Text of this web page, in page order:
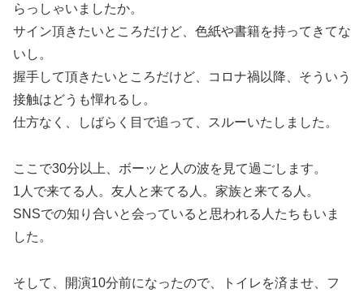
らっしゃいましたか。
サイン頂きたいところだけど、色紙や書籍を持ってきてな
いし。
握手して頂きたいところだけど、コロナ禍以降、そういう
接触はどうも憚れるし。
仕方なく、しばらく目で追って、スルーいたしました。
ここで30分以上、ボーッと人の波を見て過ごします。
1人で来てる人。友人と来てる人。家族と来てる人。
SNSでの知り合いと会っていると思われる人たちもいま
した。
そして、開演10分前になったので、トイレを済ませ、フ